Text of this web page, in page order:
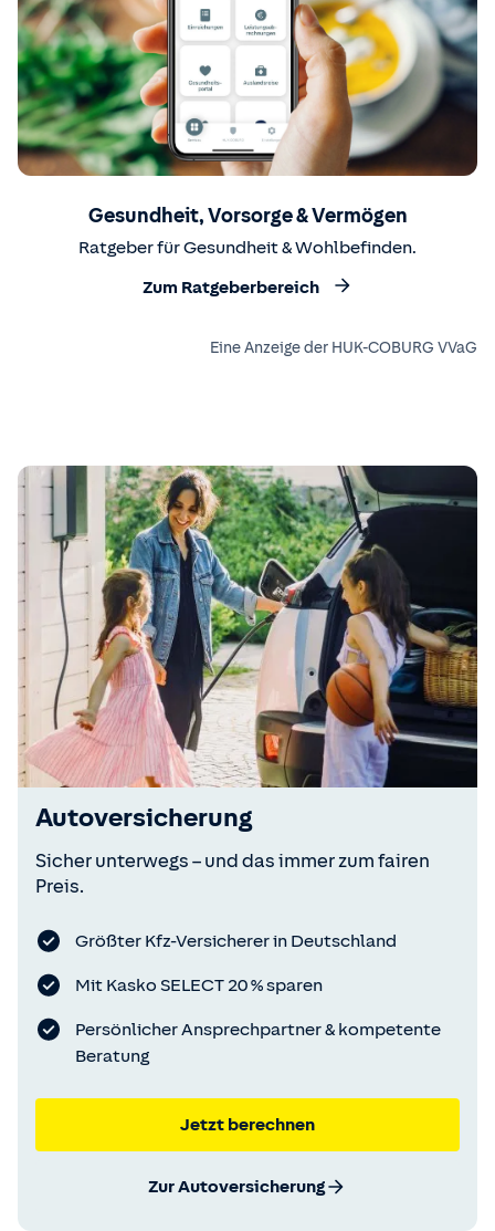
Gesundheit, Vorsorge & Vermögen
Ratgeber für Gesundheit & Wohlbefinden.
Zum Ratgeberbereich
Eine Anzeige der HUK-COBURG VVaG
Autoversicherung
Sicher unterwegs – und das immer zum fairen
Preis.
Größter Kfz-Versicherer in Deutschland
Mit Kasko SELECT 20 % sparen
Persönlicher Ansprechpartner & kompetente
Beratung
Jetzt berechnen
Zur Autoversicherung